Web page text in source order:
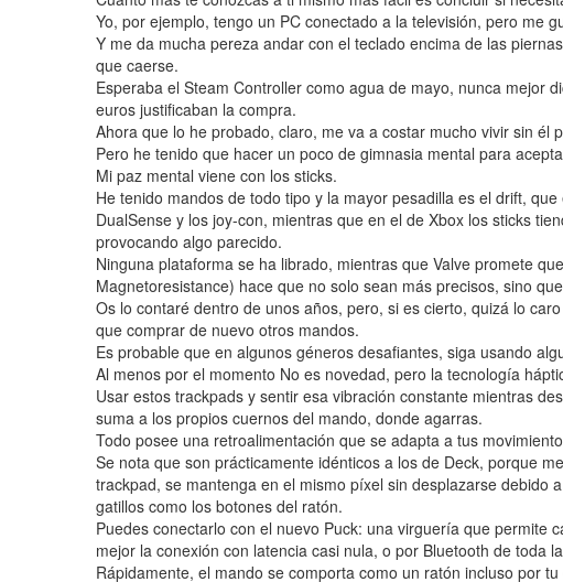
Yo, por ejemplo, tengo un PC conectado a la televisión, pero me
Y me da mucha pereza andar con el teclado encima de las
que caerse.
Esperaba el Steam Controller como agua de mayo, nunca mejor
euros justificaban la compra.
Ahora que lo he probado, claro, me va a costar mucho vivir sin él
Pero he tenido que hacer un poco de gimnasia mental para
Mi paz mental viene con los sticks.
He tenido mandos de todo tipo y la mayor pesadilla es el drift,
DualSense y los joy-con, mientras que en el de Xbox los sticks
provocando algo parecido.
Ninguna plataforma se ha librado, mientras que Valve promete
Magnetoresistance) hace que no solo sean más precisos, sino
Os lo contaré dentro de unos años, pero, si es cierto, quizá lo
que comprar de nuevo otros mandos.
Es probable que en algunos géneros desafiantes, siga usando
Al menos por el momento No es novedad, pero la tecnología
Usar estos trackpads y sentir esa vibración constante mientras
suma a los propios cuernos del mando, donde agarras.
Todo posee una retroalimentación que se adapta a tus
Se nota que son prácticamente idénticos a los de Deck, porque
trackpad, se mantenga en el mismo píxel sin desplazarse debido
gatillos como los botones del ratón.
Puedes conectarlo con el nuevo Puck: una virguería que permite
mejor la conexión con latencia casi nula, o por Bluetooth de toda
Rápidamente, el mando se comporta como un ratón incluso por